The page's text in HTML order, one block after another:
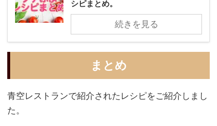
シピまとめ。
続きを見る
まとめ
青空レストランで紹介されたレシピをご紹介しまし
た。